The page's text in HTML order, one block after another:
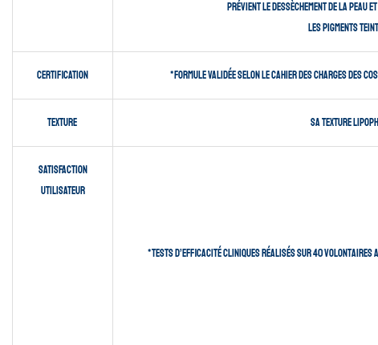
prévient le dessèchement de la peau
Les pigments
Certification *Formule validée selon le cahier des charges des
Texture Sa texture
Satisfaction
utilisateur
*Tests d’efficacité cliniques réalisés sur 40 volontaires